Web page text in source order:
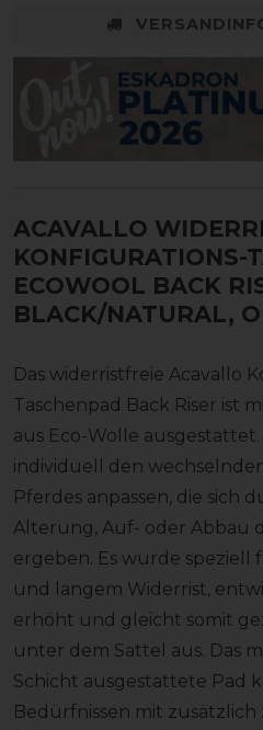
ACAVALLO
KONFIGURATIONS-
ECOWOOL BACK
BLACK/NATURAL,
Das widerristfreie Acavallo
Taschenpad Back Riser ist
aus Eco-Wolle ausgestattet.
individuell den
Pferdes anpassen, die sich
Alterung, Auf- oder Abbau
ergeben. Es wurde
und langem Widerrist,
erhöht und gleicht somit
unter dem Sattel aus. Das
Schicht ausgestattete Pad
Bedürfnissen mit